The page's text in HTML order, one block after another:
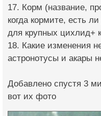
17. Корм (название,
когда кормите, есть
для крупных цихлид+
18. Какие изменения
астронотусы и акары
Добавлено спустя 3
вот их фото